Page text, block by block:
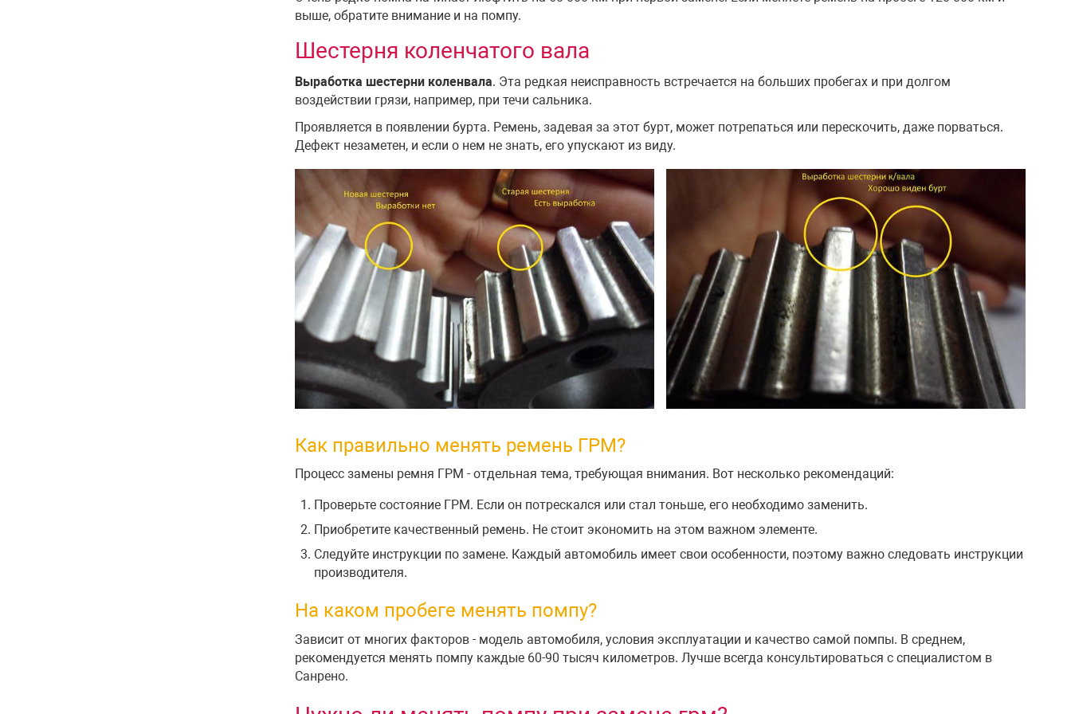
выше, обратите внимание и на помпу.
Шестерня коленчатого вала
Выработка шестерни коленвала. Эта редкая неисправность встречается на больших пробегах и при долгом
воздействии грязи, например, при течи сальника.
Проявляется в появлении бурта. Ремень, задевая за этот бурт, может потрепаться или перескочить, даже порваться.
Дефект незаметен, и если о нем не знать, его упускают из виду.
Как правильно менять ремень ГРМ?
Процесс замены ремня ГРМ - отдельная тема, требующая внимания. Вот несколько рекомендаций:
Проверьте состояние ГРМ. Если он потрескался или стал тоньше, его необходимо заменить.
Приобретите качественный ремень. Не стоит экономить на этом важном элементе.
Следуйте инструкции по замене. Каждый автомобиль имеет свои особенности, поэтому важно следовать инструкции
производителя.
На каком пробеге менять помпу?
Зависит от многих факторов - модель автомобиля, условия эксплуатации и качество самой помпы. В среднем,
рекомендуется менять помпу каждые 60-90 тысяч километров. Лучше всегда консультироваться с специалистом в
Санрено.